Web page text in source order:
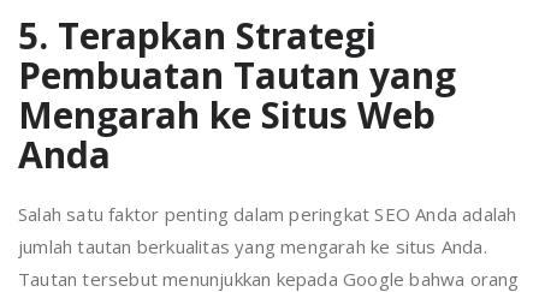
5. Terapkan Strategi
Pembuatan Tautan yang
Mengarah ke Situs Web
Anda
Salah satu faktor penting dalam peringkat SEO Anda adalah
jumlah tautan berkualitas yang mengarah ke situs Anda.
Tautan tersebut menunjukkan kepada Google bahwa orang